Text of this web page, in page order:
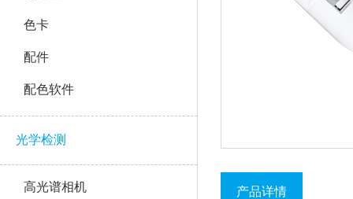
色卡
配件
配色软件
光学检测
高光谱相机 产品详情